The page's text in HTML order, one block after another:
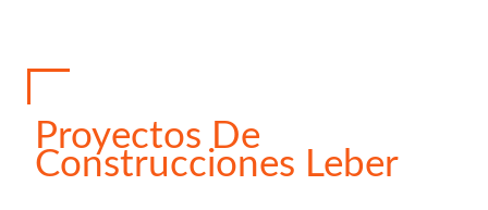
Proyectos De
Construcciones Leber